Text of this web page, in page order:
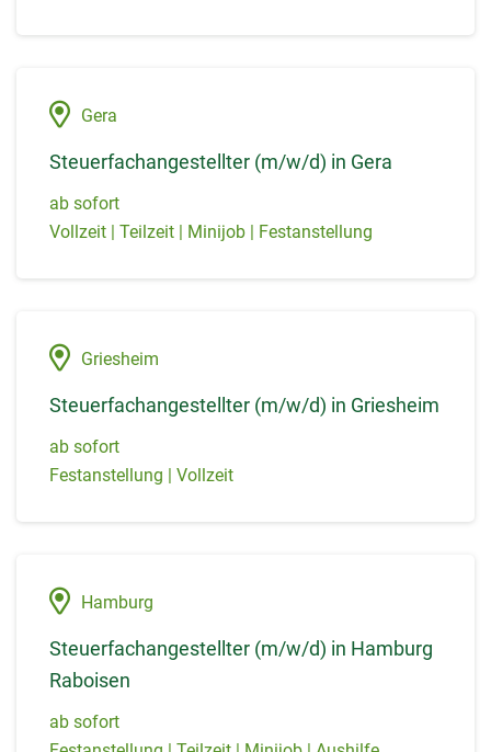
Gera
Steuerfachangestellter (m/w/d) in Gera
ab sofort
Vollzeit | Teilzeit | Minijob | Festanstellung
Griesheim
Steuerfachangestellter (m/w/d) in Griesheim
ab sofort
Festanstellung | Vollzeit
Hamburg
Steuerfachangestellter (m/w/d) in Hamburg
Raboisen
ab sofort